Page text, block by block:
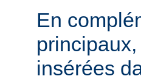
En
insérées